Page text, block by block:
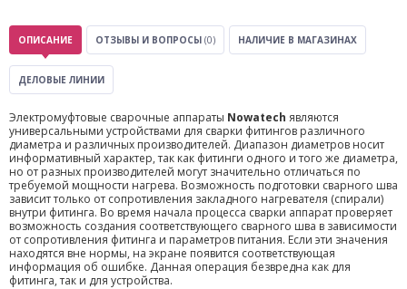
ОПИСАНИЕ ОТЗЫВЫ И ВОПРОСЫ (0) НАЛИЧИЕ В МАГАЗИНАХ
ДЕЛОВЫЕ ЛИНИИ
Электромуфтовые сварочные аппараты Nowatech являются
универсальными устройствами для сварки фитингов различного
диаметра и различных производителей. Диапазон диаметров носит
информативный характер, так как фитинги одного и того же диаметра,
но от разных производителей могут значительно отличаться по
требуемой мощности нагрева. Возможность подготовки сварного шва
зависит только от сопротивления закладного нагревателя (спирали)
внутри фитинга. Во время начала процесса сварки аппарат проверяет
возможность создания соответствующего сварного шва в зависимости
от сопротивления фитинга и параметров питания. Если эти значения
находятся вне нормы, на экране появится соответствующая
информация об ошибке. Данная операция безвредна как для
фитинга, так и для устройства.